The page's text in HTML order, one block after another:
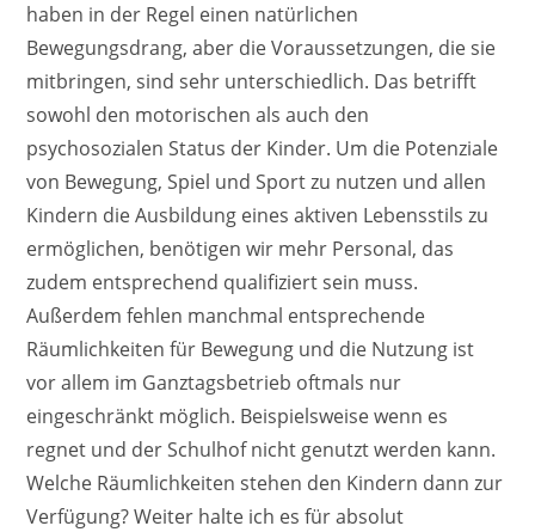
haben in der Regel einen natürlichen
Bewegungsdrang, aber die Voraussetzungen, die sie
mitbringen, sind sehr unterschiedlich. Das betrifft
sowohl den motorischen als auch den
psychosozialen Status der Kinder. Um die Potenziale
von Bewegung, Spiel und Sport zu nutzen und allen
Kindern die Ausbildung eines aktiven Lebensstils zu
ermöglichen, benötigen wir mehr Personal, das
zudem entsprechend qualifiziert sein muss.
Außerdem fehlen manchmal entsprechende
Räumlichkeiten für Bewegung und die Nutzung ist
vor allem im Ganztagsbetrieb oftmals nur
eingeschränkt möglich. Beispielsweise wenn es
regnet und der Schulhof nicht genutzt werden kann.
Welche Räumlichkeiten stehen den Kindern dann zur
Verfügung? Weiter halte ich es für absolut